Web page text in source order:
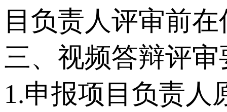
目负责人评审前
三、视频答辩评审
1.申报项目负责人